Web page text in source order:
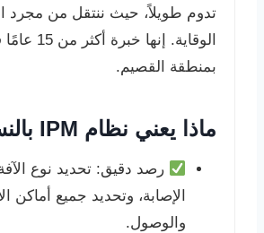
تدوم طويلاً، حيث ننتقل من مجرد
الوقاية. إنها
بمنطقة القصيم.
ماذا يعني نظام IPM بالنسبة لك؟
رصد دقيق: تحديد نوع
الإصابة، وتحديد جميع أماكن
والوصول.